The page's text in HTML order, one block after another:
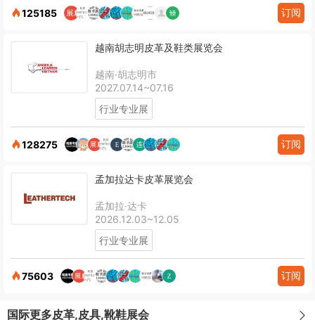
125185 订阅
越南胡志明皮革及鞋类展览会
越南·胡志明市
2027.07.14~07.16
行业专业展
128275 订阅
孟加拉达卡皮革展览会
孟加拉·达卡
2026.12.03~12.05
行业专业展
75603 订阅
国际更多皮革,皮具,靴鞋展会